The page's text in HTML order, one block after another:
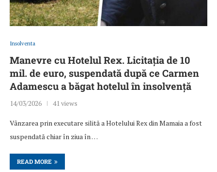
Insolventa
Manevre cu Hotelul Rex. Licitația de 10
mil. de euro, suspendată după ce Carmen
Adamescu a băgat hotelul în insolvență
14/03/2026 41 views
Vânzarea prin executare silită a Hotelului Rex din Mamaia a fost
suspendată chiar în ziua în …
READ MORE